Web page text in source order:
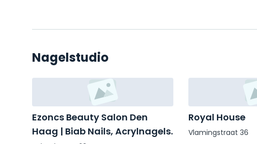
Nagelstudio
Ezoncs Beauty Salon Den
Haag | Biab Nails, Acrylnagels.
Royal House
Vlamingstraat 36